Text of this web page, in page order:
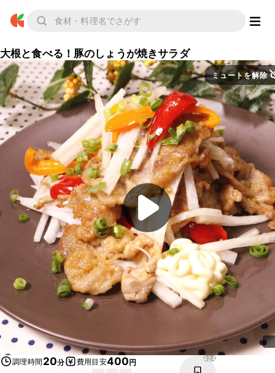
大根と食べる！豚のしょうが焼きサラダ
ミュートを解除
調理時間 20分 費用目安400円 424